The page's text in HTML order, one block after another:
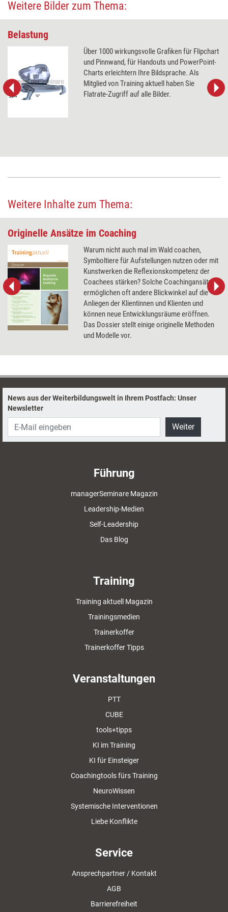
Weitere Bilder zum Thema:
Belastung
Über 1000 wirkungsvolle Grafiken für Flipchart
und Pinnwand, für Handouts und PowerPoint-
Charts erleichtern Ihre Bildsprache. Als
Mitglied von Training aktuell haben Sie
Flatrate-Zugriff auf alle Bilder.
Weitere Inhalte zum Thema:
Originelle Ansätze im Coaching
Warum nicht auch mal im Wald coachen,
Symboltiere für Aufstellungen nutzen oder mit
Kunstwerken die Reflexionskompetenz der
Coachees stärken? Solche Coachingansätze
ermöglichen oft andere Blickwinkel auf die
Anliegen der Klientinnen und Klienten und
können neue Entwicklungsräume eröffnen.
Das Dossier stellt einige originelle Methoden
und Modelle vor.
News aus der Weiterbildungswelt in Ihrem Postfach: Unser
Newsletter
Weiter
Führung
managerSeminare Magazin
Leadership-Medien
Self-Leadership
Das Blog
Training
Training aktuell Magazin
Trainingsmedien
Trainerkoffer
Trainerkoffer Tipps
Veranstaltungen
PTT
CUBE
tools+tipps
KI im Training
KI für Einsteiger
Coachingtools fürs Training
NeuroWissen
Systemische Interventionen
Liebe Konflikte
Service
Ansprechpartner / Kontakt
AGB
Barrierefreiheit